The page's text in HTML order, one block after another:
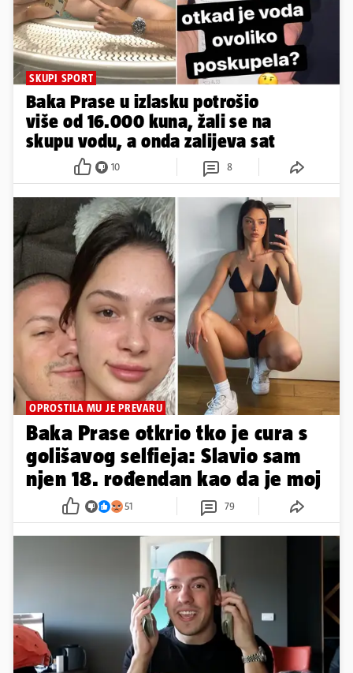
SKUPI SPORT
Baka Prase u izlasku potrošio
više od 16.000 kuna, žali se na
skupu vodu, a onda zalijeva sat
10 8
OPROSTILA MU JE PREVARU
Baka Prase otkrio tko je cura s
golišavog selfieja: Slavio sam
njen 18. rođendan kao da je moj
51 79